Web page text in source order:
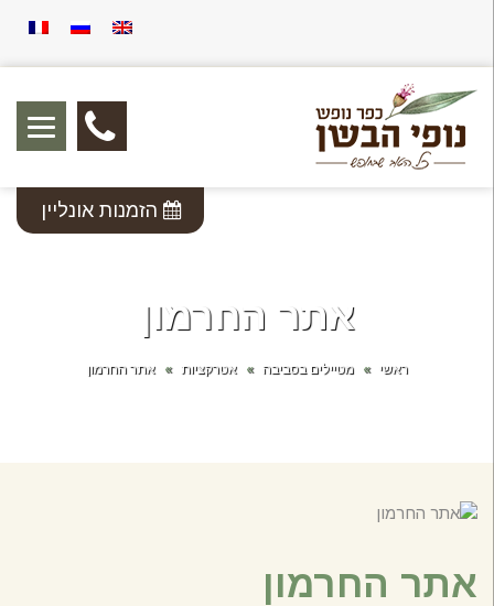
6488914
הזמנות אונליין
אתר החרמון
ראשי » מטיילים בסביבה » אטרקציות » אתר החרמון
אתר החרמון